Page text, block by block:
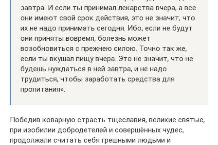
завтра. И если ты принимал лекарства вчера, а все
они имеют свой срок действия, это не значит, что
их не надо принимать сегодня. Ибо, если не будут
они приняты вовремя, болезнь может
возобновиться с прежнею силою. Точно так же,
если ты вкушал пищу вчера. Это не значит, что не
будешь нуждаться в ней завтра, и не надо
трудиться, чтобы заработать средства для
пропитания».
Победив коварную страсть тщеславия, великие святые,
при изобилии добродетелей и совершённых чудес,
продолжали считать себя грешными людьми и